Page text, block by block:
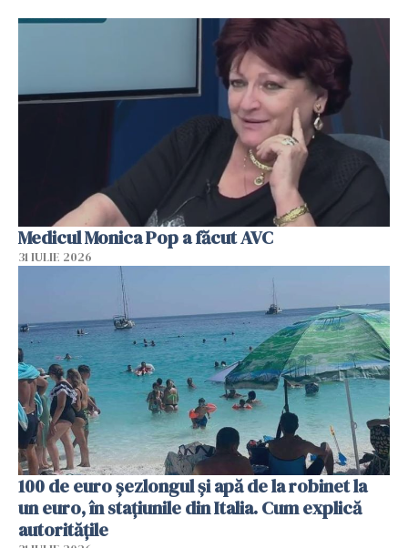
Medicul Monica Pop a făcut AVC
31 IULIE 2026
100 de euro șezlongul și apă de la robinet la
un euro, în stațiunile din Italia. Cum explică
autoritățile